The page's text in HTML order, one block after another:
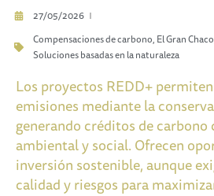
27/05/2026
Compensaciones de carbono, El Gran Chaco
Soluciones basadas en la naturaleza
Los proyectos REDD+
emisiones mediante la
generando créditos de
ambiental y social. Ofrecen
inversión sostenible, aunque
calidad y riesgos para